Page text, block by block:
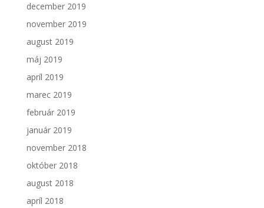
december 2019
november 2019
august 2019
máj 2019
apríl 2019
marec 2019
február 2019
január 2019
november 2018
október 2018
august 2018
apríl 2018